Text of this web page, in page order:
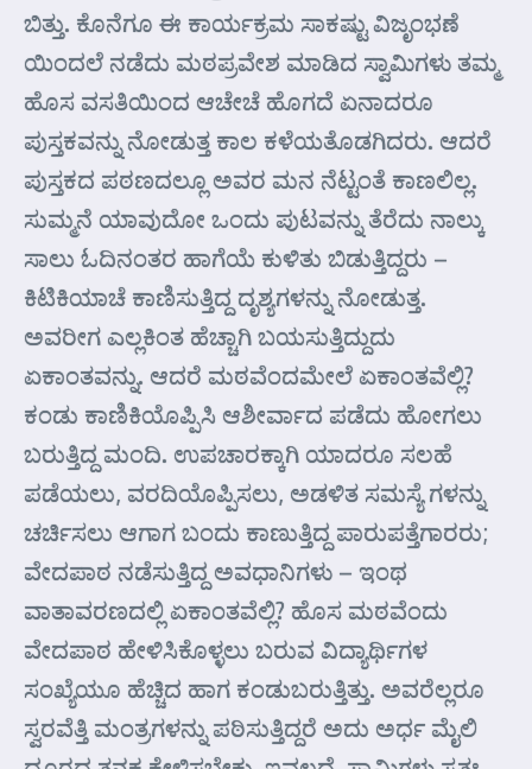
ಬಿತ್ತು. ಕೊನೆಗೂ ಈ ಕಾರ್ಯಕ್ರಮ ಸಾಕಷ್ಟು ವಿಜೃಂಭಣೆ
ಯಿಂದಲೆ ನಡೆದು ಮಠಪ್ರವೇಶ ಮಾಡಿದ ಸ್ವಾಮಿಗಳು ತಮ್ಮ
ಹೊಸ ವಸತಿಯಿಂದ ಆಚೇಚೆ ಹೊಗದೆ ಏನಾದರೂ
ಪುಸ್ತಕವನ್ನು ನೋಡುತ್ತ ಕಾಲ ಕಳೆಯತೊಡಗಿದರು. ಆದರೆ
ಪುಸ್ತಕದ ಪಠಣದಲ್ಲೂ ಅವರ ಮನ ನೆಟ್ಟಂತೆ ಕಾಣಲಿಲ್ಲ.
ಸುಮ್ಮನೆ ಯಾವುದೋ ಒಂದು ಪುಟವನ್ನು ತೆರೆದು ನಾಲ್ಕು
ಸಾಲು ಓದಿನಂತರ ಹಾಗೆಯೆ ಕುಳಿತು ಬಿಡುತ್ತಿದ್ದರು –
ಕಿಟಿಕಿಯಾಚೆ ಕಾಣಿಸುತ್ತಿದ್ದ ದೃಶ್ಯಗಳನ್ನು ನೋಡುತ್ತ.
ಅವರೀಗ ಎಲ್ಲಕಿಂತ ಹೆಚ್ಚಾಗಿ ಬಯಸುತ್ತಿದ್ದುದು
ಏಕಾಂತವನ್ನು. ಆದರೆ ಮಠವೆಂದಮೇಲೆ ಏಕಾಂತವೆಲ್ಲಿ?
ಕಂಡು ಕಾಣಿಕಿಯೊಪ್ಪಿಸಿ ಆಶೀರ್ವಾದ ಪಡೆದು ಹೋಗಲು
ಬರುತ್ತಿದ್ದ ಮಂದಿ. ಉಪಚಾರಕ್ಕಾಗಿ ಯಾದರೂ ಸಲಹೆ
ಪಡೆಯಲು, ವರದಿಯೊಪ್ಪಿಸಲು, ಅಡಳಿತ ಸಮಸ್ಯೆ ಗಳನ್ನು
ಚರ್ಚಿಸಲು ಆಗಾಗ ಬಂದು ಕಾಣುತ್ತಿದ್ದ ಪಾರುಪತ್ತೆಗಾರರು;
ವೇದಪಾಠ ನಡೆಸುತ್ತಿದ್ದ ಅವಧಾನಿಗಳು – ಇಂಥ
ವಾತಾವರಣದಲ್ಲಿ ಏಕಾಂತವೆಲ್ಲಿ? ಹೊಸ ಮಠವೆಂದು
ವೇದಪಾಠ ಹೇಳಿಸಿಕೊಳ್ಳಲು ಬರುವ ವಿದ್ಯಾರ್ಥಿಗಳ
ಸಂಖ್ಯೆಯೂ ಹೆಚ್ಚಿದ ಹಾಗ ಕಂಡುಬರುತ್ತಿತ್ತು. ಅವರೆಲ್ಲರೂ
ಸ್ವರವೆತ್ತಿ ಮಂತ್ರಗಳನ್ನು ಪಠಿಸುತ್ತಿದ್ದರೆ ಅದು ಅರ್ಧ ಮೈಲಿ